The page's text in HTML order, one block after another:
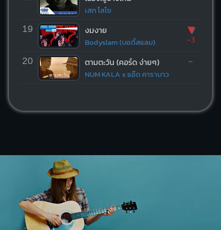
เสก โลโซ
19 งมงาย
Bodyslam (บอดี้สแลม)
▼
-3
20 ตามตะวัน (คอร์ด ง่ายๆ)
NUM KALA x แอ๊ด คาราบาว
-